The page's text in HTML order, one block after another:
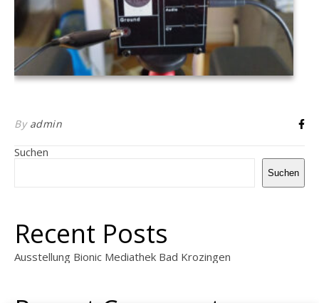
By admin
Suchen
Suchen
Recent Posts
Ausstellung Bionic Mediathek Bad Krozingen